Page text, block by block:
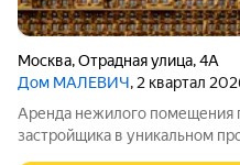
Москва,Отрадная улица,4А
Дом МАЛЕВИЧ, 2 квартал
Аренда нежилого помещения
застройщика в уникальном